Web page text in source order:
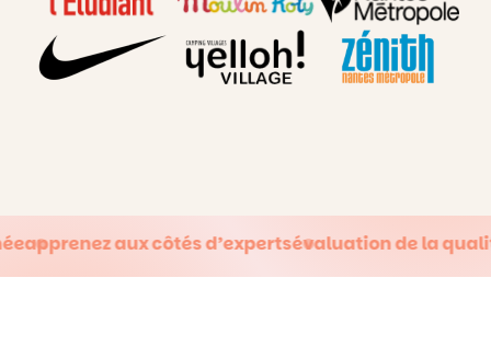
d’expertsévaluation de la qualité après chaque